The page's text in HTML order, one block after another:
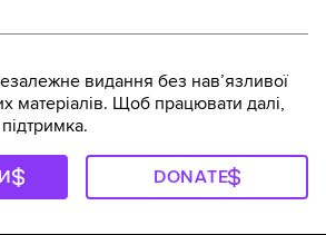
видання без навʼязливої
матеріалів. Щоб працювати далі,
DONATE